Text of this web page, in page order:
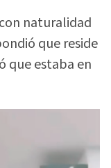
naturalidad
que reside
que estaba en